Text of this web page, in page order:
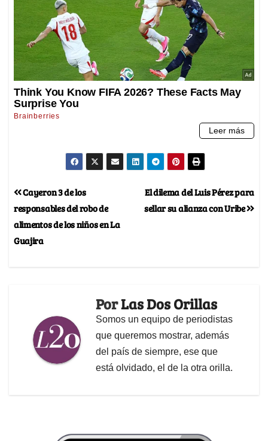
El dilema del Luis Pérez para
sellar su alianza con Uribe
Cayeron 3 de los
responsables del robo de
alimentos de los niños en La
Guajira
PorLas Dos Orillas
Somos un equipo de periodistas
que queremos mostrar, además
del país de siempre, ese que
está olvidado, el de la otra orilla.